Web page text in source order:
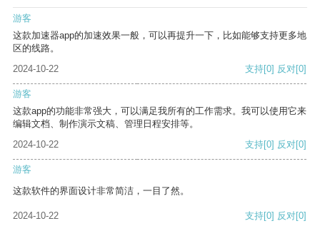
游客
这款加速器app的加速效果一般，可以再提升一下，比如能够支持更多地
区的线路。
2024-10-22
支持[0] 反对[0]
游客
这款app的功能非常强大，可以满足我所有的工作需求。我可以使用它来
编辑文档、制作演示文稿、管理日程安排等。
2024-10-22
支持[0] 反对[0]
游客
这款软件的界面设计非常简洁，一目了然。
2024-10-22 支持[0] 反对[0]